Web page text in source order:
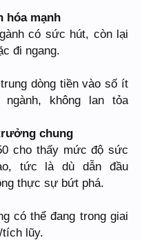
hóa mạnh
có sức hút, còn lại
đi ngang.
dòng tiền vào số ít
ngành, không lan tỏa
chung
cho thấy mức độ sức
tức là dù dẫn đầu
thực sự bứt phá.
có thể đang trong giai
tích lũy.